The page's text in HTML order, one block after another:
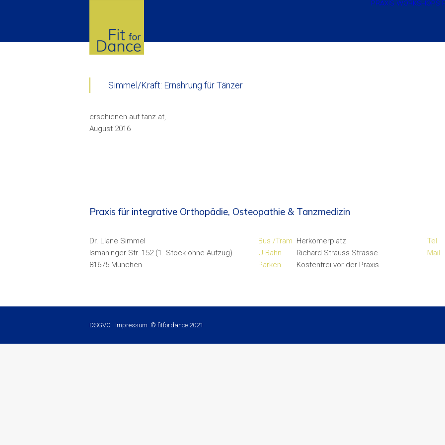
PRAXIS WORKSHOPS
Simmel/Kraft: Ernährung für Tänzer
erschienen auf tanz.at,
August 2016
Praxis für integrative Orthopädie, Osteopathie & Tanzmedizin
Dr. Liane Simmel
Ismaninger Str. 152 (1. Stock ohne Aufzug)
81675 München
Bus /Tram
U-Bahn
Parken
Herkomerplatz
Richard Strauss Strasse
Kostenfrei vor der Praxis
Tel
Mail
DSGVO Impressum © fitfordance 2021